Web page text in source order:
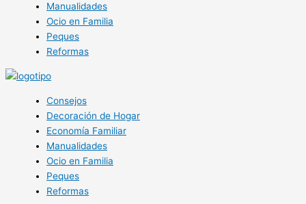
Manualidades
Ocio en Familia
Peques
Reformas
Consejos
Decoración de Hogar
Economía Familiar
Manualidades
Ocio en Familia
Peques
Reformas